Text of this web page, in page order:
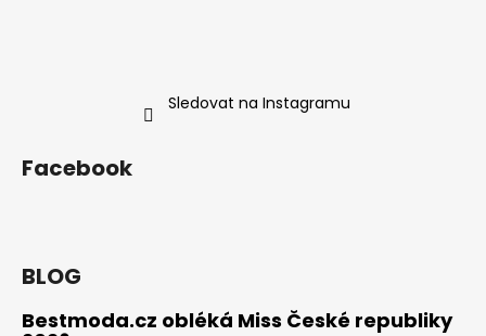
Sledovat na Instagramu
Facebook
BLOG
Bestmoda.cz obléká Miss České republiky